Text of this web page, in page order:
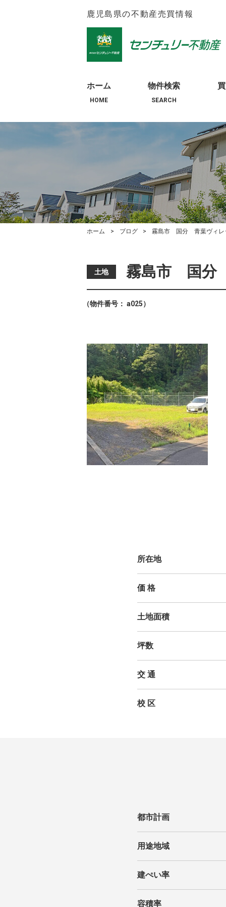
鹿児島県の不動産売買情報
ホーム 物件検索
ホーム ブログ 霧島市 国分 青葉ヴィレ
土地 霧島市 国分
（物件番号： a025）
所在地
価 格
土地面積
坪数
交 通
校 区
都市計画
用途地域
建ぺい率
容積率